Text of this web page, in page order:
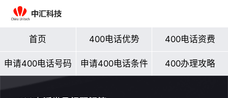
首页 400电话优势 400电话资费
申请400电话号码 申请400电话条件 400办理攻略